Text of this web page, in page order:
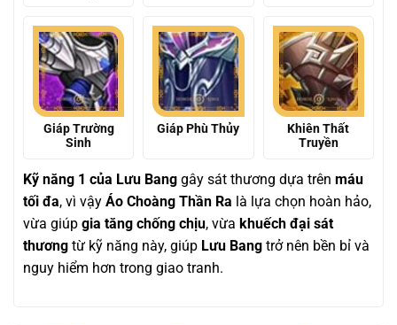
Giáp Trường
Sinh
Giáp Phù Thủy
Khiên Thất
Truyền
Kỹ năng 1 của Lưu Bang gây sát thương dựa trên máu
tối đa, vì vậy Áo Choàng Thần Ra là lựa chọn hoàn hảo,
vừa giúp gia tăng chống chịu, vừa khuếch đại sát
thương từ kỹ năng này, giúp Lưu Bang trở nên bền bỉ và
nguy hiểm hơn trong giao tranh.